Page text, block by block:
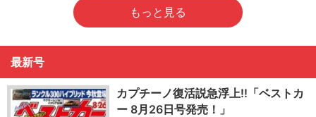
もっと見る
最新号
カプチーノ復活説急浮上!!「ベストカ
ー 8月26日号発売！」